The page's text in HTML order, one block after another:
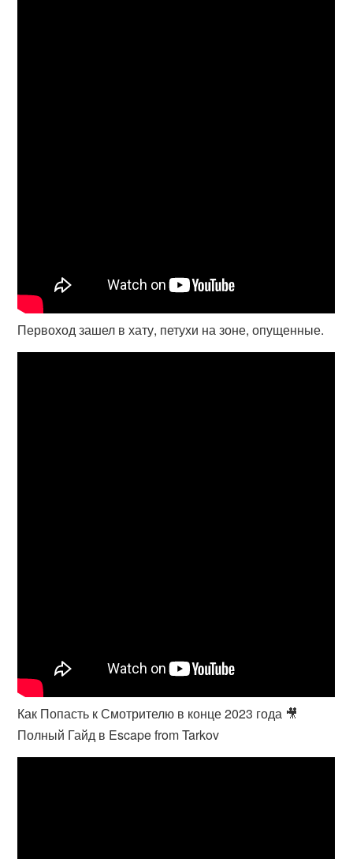
Первоход зашел в хату, петухи на зоне, опущенные.
Как Попасть к Смотрителю в конце 2023 года 🎥
Полный Гайд в Escape from Tarkov